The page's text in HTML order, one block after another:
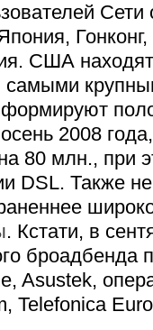
США
самыми
2008
80 млн., при
DSL. Также
. Кстати, в
броадбенда
Asustek,
Telefonica